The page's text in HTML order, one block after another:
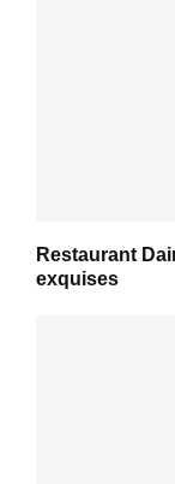
Restaurant
exquises